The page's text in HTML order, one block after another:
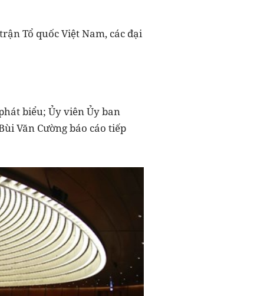
Tổ quốc Việt Nam, các đại
biểu; Ủy viên Ủy ban
Văn Cường báo cáo tiếp